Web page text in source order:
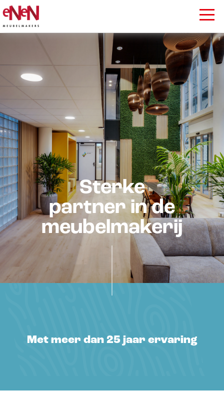
Sterke
partner in de
meubelmakerij
Met meer dan 25 jaar ervaring